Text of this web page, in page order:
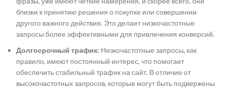
близки к принятию решения о покупке или совершении
другого важного действия. Это делает низкочастотные
запросы более эффективными для привлечения конверсий.
Долгосрочный трафик: Низкочастотные запросы, как
правило, имеют постоянный интерес, что помогает
обеспечить стабильный трафик на сайт. В отличие от
высокочастотных запросов, которые могут быть подвержены